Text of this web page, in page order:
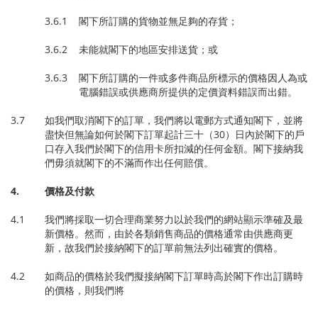
3.6.1 閣下所訂購的貨物並無足夠的存貨；
3.6.2 未能就閣下的地區安排送貨；或
3.6.3 閣下所訂購的一件或多件商品所標示的價格因人為或
電腦錯誤或供應商所提供的定價資料錯誤而出錯。
3.7 如我們取消閣下的訂單，我們將以電郵方式通知閣下，並將
盡快但無論如何於閣下訂單起計三十（30）日內於閣下的戶
口存入我們於閣下的信用卡所扣減的任何金額。閣下接納我
們毋須就閣下的不滿而作出任何賠償。
4. 價格及付款
4.1 我們將採取一切合理商業努力以於我們的網站顯示準確及最
新價格。然而，由於各類銷售商品的價格通常由供應商更
新，故我們於接納閣下的訂單前無法列出確實的價格。
4.2 如商品的價格於我們擬接納閣下訂單時高於閣下作出訂購時
的價格，則我們將